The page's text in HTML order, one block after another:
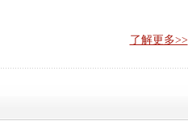
了解更多>>